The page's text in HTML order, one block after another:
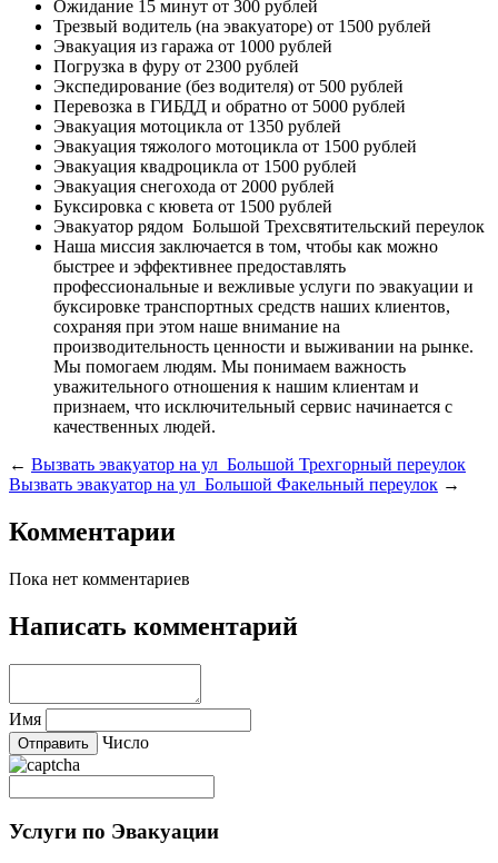
Ожидание 15 минут от 300 рублей
Трезвый водитель (на эвакуаторе) от 1500 рублей
Эвакуация из гаража от 1000 рублей
Погрузка в фуру от 2300 рублей
Экспедирование (без водителя) от 500 рублей
Перевозка в ГИБДД и обратно от 5000 рублей
Эвакуация мотоцикла от 1350 рублей
Эвакуация тяжолого мотоцикла от 1500 рублей
Эвакуация квадроцикла от 1500 рублей
Эвакуация снегохода от 2000 рублей
Буксировка с кювета от 1500 рублей
Эвакуатор рядом Большой Трехсвятительский переулок
Наша миссия заключается в том, чтобы как можно
быстрее и эффективнее предоставлять
профессиональные и вежливые услуги по эвакуации и
буксировке транспортных средств наших клиентов,
сохраняя при этом наше внимание на
производительность ценности и выживании на рынке.
Мы помогаем людям. Мы понимаем важность
уважительного отношения к нашим клиентам и
признаем, что исключительный сервис начинается с
качественных людей.
← Вызвать эвакуатор на ул Большой Трехгорный переулок
Вызвать эвакуатор на ул Большой Факельный переулок →
Комментарии
Пока нет комментариев
Написать комментарий
Имя
Число
Услуги по Эвакуации